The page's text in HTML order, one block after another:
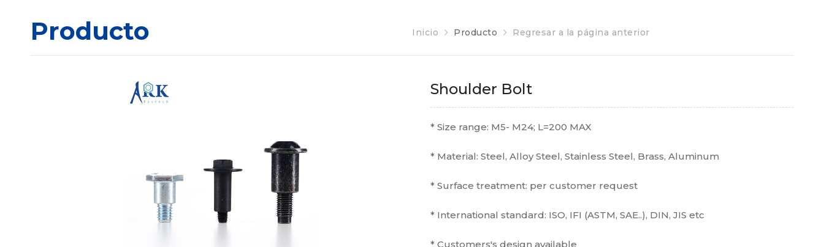
Producto Inicio Producto Regresar a la página anterior
Shoulder Bolt
* Size range: M5- M24; L=200 MAX
* Material: Steel, Alloy Steel, Stainless Steel, Brass, Aluminum
* Surface treatment: per customer request
* International standard: ISO, IFI (ASTM, SAE..), DIN, JIS etc
* Customers's design available